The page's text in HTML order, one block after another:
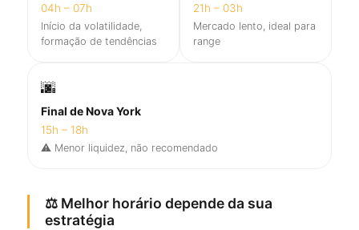
04h – 07h
Início da volatilidade,
formação de tendências
21h – 03h
Mercado lento, ideal para
range
🌆
Final de Nova York
15h – 18h
⚠️ Menor liquidez, não recomendado
⚖️ Melhor horário depende da sua
estratégia